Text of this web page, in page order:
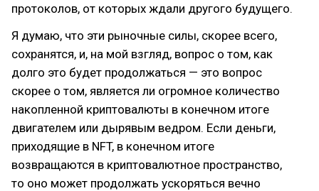
протоколов, от которых ждали другого будущего.
Я думаю, что эти рыночные силы, скорее всего,
сохранятся, и, на мой взгляд, вопрос о том, как
долго это будет продолжаться — это вопрос
скорее о том, является ли огромное количество
накопленной криптовалюты в конечном итоге
двигателем или дырявым ведром. Если деньги,
приходящие в NFT, в конечном итоге
возвращаются в криптовалютное пространство,
то оно может продолжать ускоряться вечно